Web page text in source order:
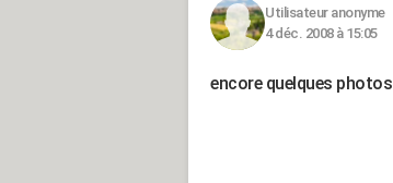
Utilisateur anonyme
4 déc. 2008 à 15:05
encore quelques photos